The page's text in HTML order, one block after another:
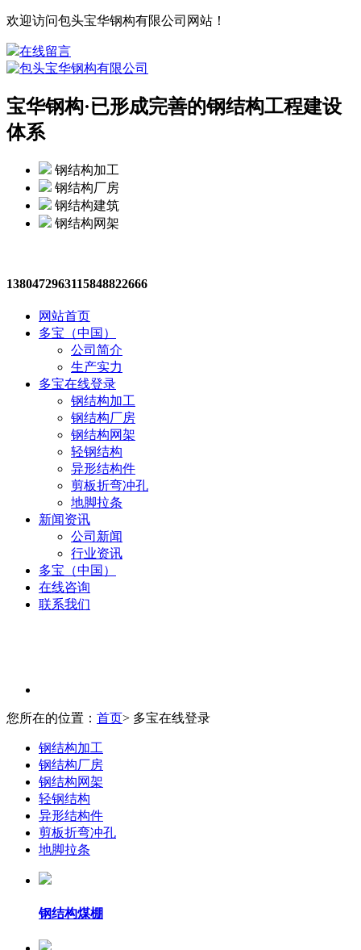
欢迎访问包头宝华钢构有限公司网站！
在线留言
宝华钢构·已形成完善的钢结构工程建设
体系
钢结构加工
钢结构厂房
钢结构建筑
钢结构网架
1380472963115848822666
网站首页
多宝（中国）
公司简介
生产实力
多宝在线登录
钢结构加工
钢结构厂房
钢结构网架
轻钢结构
异形结构件
剪板折弯冲孔
地脚拉条
新闻资讯
公司新闻
行业资讯
多宝（中国）
在线咨询
联系我们
您所在的位置： 首页> 多宝在线登录
钢结构加工
钢结构厂房
钢结构网架
轻钢结构
异形结构件
剪板折弯冲孔
地脚拉条
钢结构煤棚